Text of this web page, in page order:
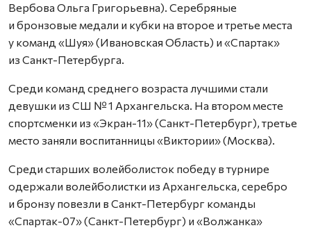
Вербова Ольга Григорьевна). Серебряные
и бронзовые медали и кубки на второе и третье места
у команд «Шуя» (Ивановская Область) и «Спартак»
из Санкт-Петербурга.
Среди команд среднего возраста лучшими стали
девушки из СШ № 1 Архангельска. На втором месте
спортсменки из «Экран-11» (Санкт-Петербург), третье
место заняли воспитанницы «Виктории» (Москва).
Среди старших волейболисток победу в турнире
одержали волейболистки из Архангельска, серебро
и бронзу повезли в Санкт-Петербург команды
«Спартак-07» (Санкт-Петербург) и «Волжанка»